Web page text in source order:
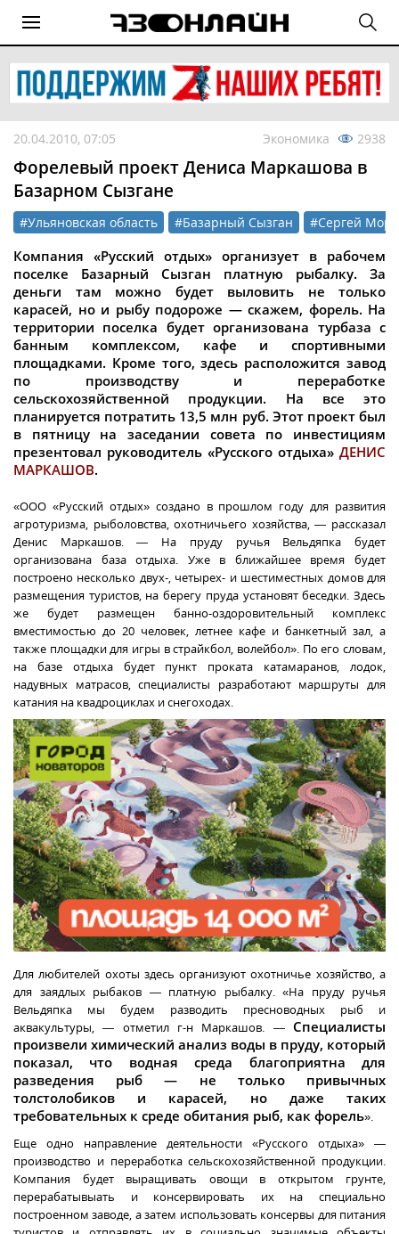
20.04.2010, 07:05 Экономика 2938
Форелевый проект Дениса Маркашова в
Базарном Сызгане
#Ульяновская область #Базарный Сызган #Сергей
Компания «Русский отдых» организует в рабочем
поселке Базарный Сызган платную рыбалку. За
деньги там можно будет выловить не только
карасей, но и рыбу подороже — скажем, форель. На
территории поселка будет организована турбаза с
банным комплексом, кафе и спортивными
площадками. Кроме того, здесь расположится завод
по производству и переработке
сельскохозяйственной продукции. На все это
планируется потратить 13,5 млн руб. Этот проект был
в пятницу на заседании совета по инвестициям
презентовал руководитель «Русского отдыха» ДЕНИС
МАРКАШОВ.
«ООО «Русский отдых» создано в прошлом году для развития
агротуризма, рыболовства, охотничьего хозяйства, — рассказал
Денис Маркашов. — На пруду ручья Вельдяпка будет
организована база отдыха. Уже в ближайшее время будет
построено несколько двух-, четырех- и шестиместных домов для
размещения туристов, на берегу пруда установят беседки. Здесь
же будет размещен банно-оздоровительный комплекс
вместимостью до 20 человек, летнее кафе и банкетный зал, а
также площадки для игры в страйкбол, волейбол». По его словам,
на базе отдыха будет пункт проката катамаранов, лодок,
надувных матрасов, специалисты разработают маршруты для
катания на квадроциклах и снегоходах.
Для любителей охоты здесь организуют охотничье хозяйство, а
для заядлых рыбаков — платную рыбалку. «На пруду ручья
Вельдяпка мы будем разводить пресноводных рыб и
аквакультуры, — отметил г-н Маркашов. — Специалисты
произвели химический анализ воды в пруду, который
показал, что водная среда благоприятна для
разведения рыб — не только привычных
толстолобиков и карасей, но даже таких
требовательных к среде обитания рыб, как форель».
Еще одно направление деятельности «Русского отдыха» —
производство и переработка сельскохозяйственной продукции.
Компания будет выращивать овощи в открытом грунте,
перерабатывыать и консервировать их на специально
построенном заводе, а затем использовать консервы для питания